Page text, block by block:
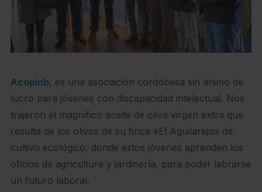
Acopinb, es una asociación cordobesa sin ánimo de
lucro para jóvenes con discapacidad intelectual. Nos
trajeron el magnífico aceite de oliva virgen extra que
resulta de los olivos de su finca «El Aguilarejo» de
cultivo ecológico, donde estos jóvenes aprenden los
oficios de agricultura y jardinería, para poder labrarse
un futuro laboral.